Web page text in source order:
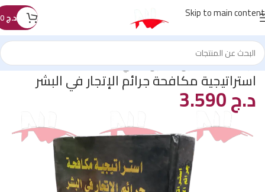
Skip to main content د.ج
الرئيسية/كتب القانون/القانون الجنائي
استراتيجية مكافحة جرائم الإتجار في البشر
د.ج